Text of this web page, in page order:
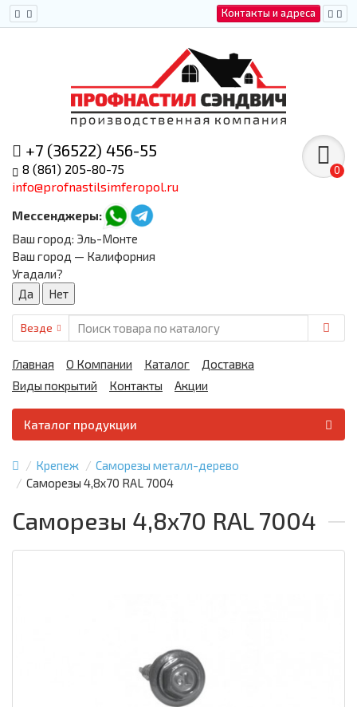
Контакты и адреса
+7 (36522) 456-55
8 (861) 205-80-75
info@profnastilsimferopol.ru
Мессенджеры:
0
Ваш город: Эль-Монте
Ваш город — Калифорния
Угадали?
Везде
Главная О Компании Каталог
Доставка
Виды покрытий
Контакты Акции
Каталог продукции
Крепеж
Саморезы металл-дерево
Саморезы 4,8х70 RAL 7004
Саморезы 4,8х70 RAL 7004